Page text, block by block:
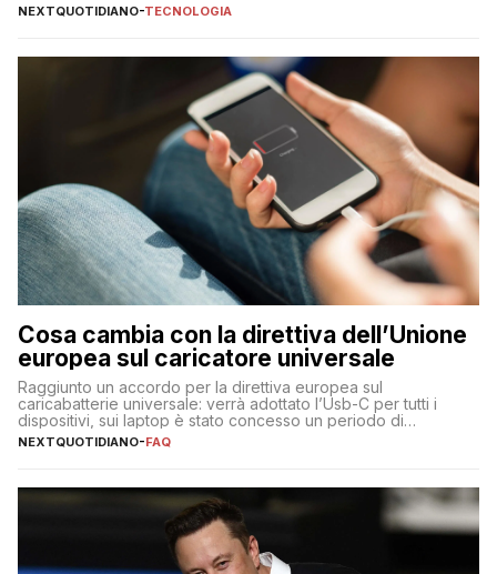
NEXTQUOTIDIANO-TECNOLOGIA
Cosa cambia con la direttiva dell’Unione
europea sul caricatore universale
Raggiunto un accordo per la direttiva europea sul
caricabatterie universale: verrà adottato l’Usb-C per tutti i
dispositivi, sui laptop è stato concesso un periodo di
adeguamento di 40 mesi
NEXTQUOTIDIANO-FAQ